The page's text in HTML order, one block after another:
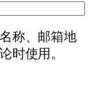
称、邮箱地
时使用。